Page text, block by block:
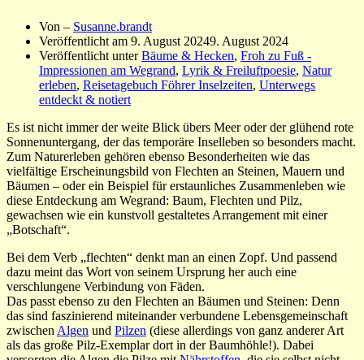
Von – Susanne.brandt
Veröffentlicht am 9. August 20249. August 2024
Veröffentlicht unterBäume & Hecken, Froh zu Fuß -
Impressionen am Wegrand, Lyrik & Freiluftpoesie, Natur
erleben, Reisetagebuch Föhrer Inselzeiten, Unterwegs
entdeckt & notiert
Es ist nicht immer der weite Blick übers Meer oder der glühend rote
Sonnenuntergang, der das temporäre Inselleben so besonders macht.
Zum Naturerleben gehören ebenso Besonderheiten wie das
vielfältige Erscheinungsbild von Flechten an Steinen, Mauern und
Bäumen – oder ein Beispiel für erstaunliches Zusammenleben wie
diese Entdeckung am Wegrand: Baum, Flechten und Pilz,
gewachsen wie ein kunstvoll gestaltetes Arrangement mit einer
„Botschaft“.
Bei dem Verb „flechten“ denkt man an einen Zopf. Und passend
dazu meint das Wort von seinem Ursprung her auch eine
verschlungene Verbindung von Fäden.
Das passt ebenso zu den Flechten an Bäumen und Steinen: Denn
das sind faszinierend miteinander verbundene Lebensgemeinschaft
zwischen Algen und Pilzen (diese allerdings von ganz anderer Art
als das große Pilz-Exemplar dort in der Baumhöhle!). Dabei